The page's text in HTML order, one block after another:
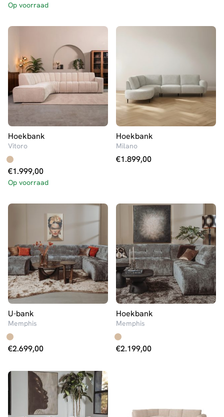
Op voorraad
Hoekbank
Vitoro
€1.999,00
Op voorraad
Hoekbank
Milano
€1.899,00
U-bank
Memphis
€2.699,00
Hoekbank
Memphis
€2.199,00